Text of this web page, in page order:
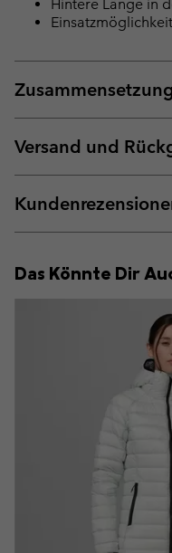
Hintere Länge in
Zusammensetzung
Versand und
Das Könnte Dir